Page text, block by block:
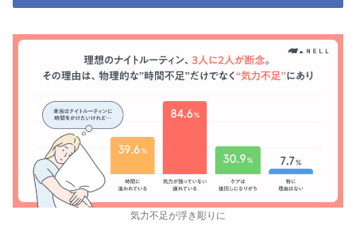
気力不足が浮き彫りに